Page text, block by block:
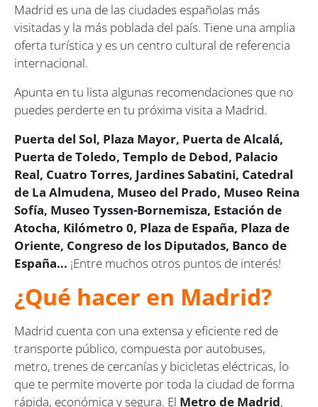
Madrid es una de las ciudades españolas más
visitadas y la más poblada del país. Tiene una amplia
oferta turística y es un centro cultural de referencia
internacional.
Apunta en tu lista algunas recomendaciones que no
puedes perderte en tu próxima visita a Madrid.
Puerta del Sol, Plaza Mayor, Puerta de Alcalá,
Puerta de Toledo, Templo de Debod, Palacio
Real, Cuatro Torres, Jardines Sabatini, Catedral
de La Almudena, Museo del Prado, Museo Reina
Sofía, Museo Tyssen-Bornemisza, Estación de
Atocha, Kilómetro 0, Plaza de España, Plaza de
Oriente, Congreso de los Diputados, Banco de
España... ¡Entre muchos otros puntos de interés!
¿Qué hacer en Madrid?
Madrid cuenta con una extensa y eficiente red de
transporte público, compuesta por autobuses,
metro, trenes de cercanías y bicicletas eléctricas, lo
que te permite moverte por toda la ciudad de forma
rápida, económica y segura. El Metro de Madrid,